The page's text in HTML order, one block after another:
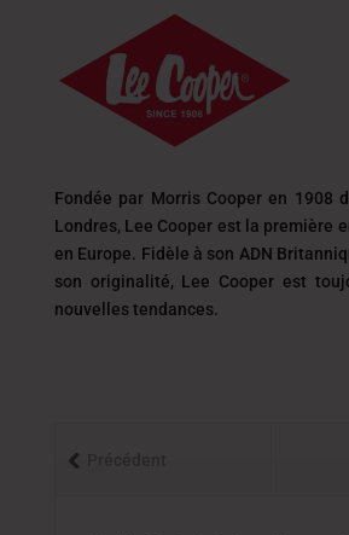
Fondée par Morris Cooper en 1908
Londres, Lee Cooper est la première
en Europe. Fidèle à son ADN
son originalité, Lee Cooper est
nouvelles tendances.